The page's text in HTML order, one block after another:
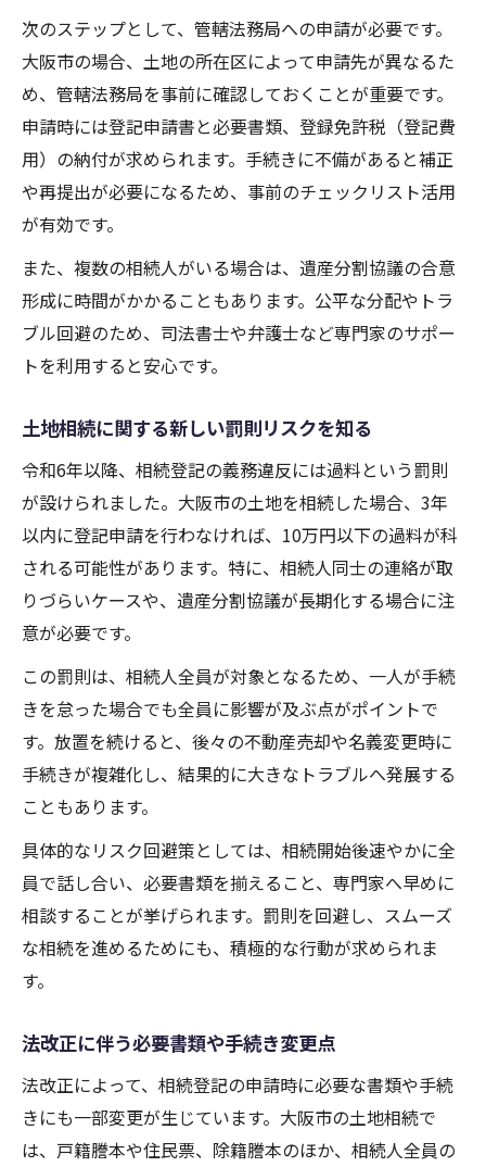
次のステップとして、管轄法務局への申請が必要です。
大阪市の場合、土地の所在区によって申請先が異なるた
め、管轄法務局を事前に確認しておくことが重要です。
申請時には登記申請書と必要書類、登録免許税（登記費
用）の納付が求められます。手続きに不備があると補正
や再提出が必要になるため、事前のチェックリスト活用
が有効です。
また、複数の相続人がいる場合は、遺産分割協議の合意
形成に時間がかかることもあります。公平な分配やトラ
ブル回避のため、司法書士や弁護士など専門家のサポー
トを利用すると安心です。
土地相続に関する新しい罰則リスクを知る
令和6年以降、相続登記の義務違反には過料という罰則
が設けられました。大阪市の土地を相続した場合、3年
以内に登記申請を行わなければ、10万円以下の過料が科
される可能性があります。特に、相続人同士の連絡が取
りづらいケースや、遺産分割協議が長期化する場合に注
意が必要です。
この罰則は、相続人全員が対象となるため、一人が手続
きを怠った場合でも全員に影響が及ぶ点がポイントで
す。放置を続けると、後々の不動産売却や名義変更時に
手続きが複雑化し、結果的に大きなトラブルへ発展する
こともあります。
具体的なリスク回避策としては、相続開始後速やかに全
員で話し合い、必要書類を揃えること、専門家へ早めに
相談することが挙げられます。罰則を回避し、スムーズ
な相続を進めるためにも、積極的な行動が求められま
す。
法改正に伴う必要書類や手続き変更点
法改正によって、相続登記の申請時に必要な書類や手続
きにも一部変更が生じています。大阪市の土地相続で
は、戸籍謄本や住民票、除籍謄本のほか、相続人全員の